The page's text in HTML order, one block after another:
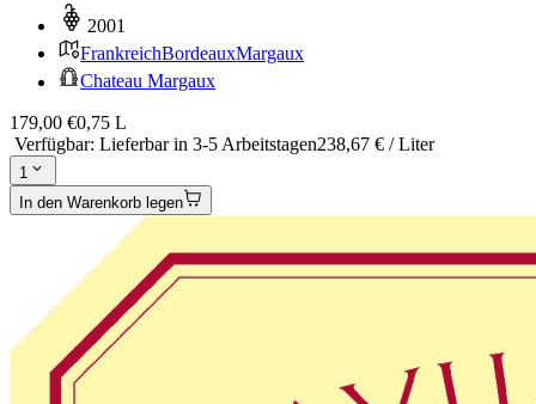
2001
FrankreichBordeauxMargaux
Chateau Margaux
179,00 €0,75 L
Verfügbar: Lieferbar in 3-5 Arbeitstagen238,67 € / Liter
1
In den Warenkorb legen